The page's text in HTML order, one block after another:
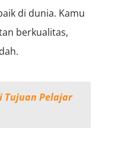
di dunia. Kamu
berkualitas,
Tujuan Pelajar